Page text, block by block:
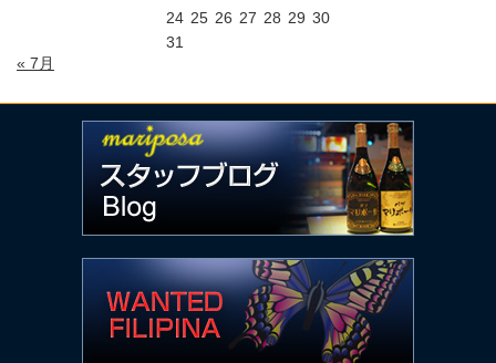
24 25 26 27 28 29 30
31
« 7月